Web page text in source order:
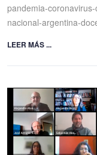
pandemia-
nacional-argentina-
LEER MÁS ...